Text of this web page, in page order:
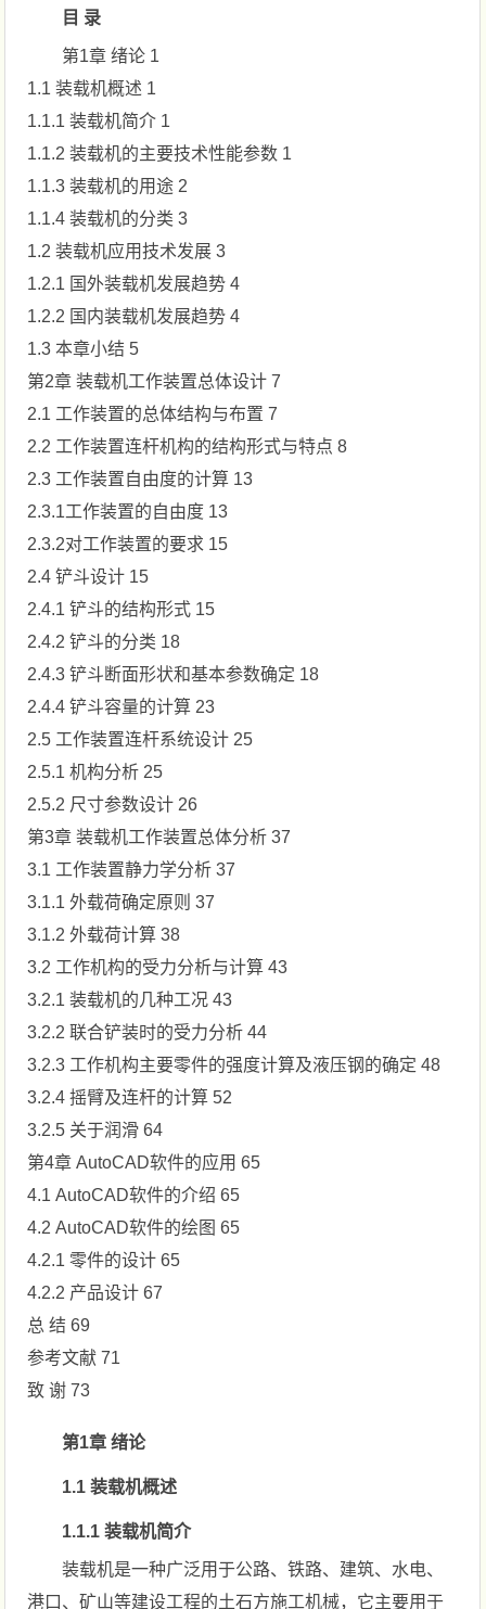
目 录
第1章 绪论 1
1.1 装载机概述 1
1.1.1 装载机简介 1
1.1.2 装载机的主要技术性能参数 1
1.1.3 装载机的用途 2
1.1.4 装载机的分类 3
1.2 装载机应用技术发展 3
1.2.1 国外装载机发展趋势 4
1.2.2 国内装载机发展趋势 4
1.3 本章小结 5
第2章 装载机工作装置总体设计 7
2.1 工作装置的总体结构与布置 7
2.2 工作装置连杆机构的结构形式与特点 8
2.3 工作装置自由度的计算 13
2.3.1工作装置的自由度 13
2.3.2对工作装置的要求 15
2.4 铲斗设计 15
2.4.1 铲斗的结构形式 15
2.4.2 铲斗的分类 18
2.4.3 铲斗断面形状和基本参数确定 18
2.4.4 铲斗容量的计算 23
2.5 工作装置连杆系统设计 25
2.5.1 机构分析 25
2.5.2 尺寸参数设计 26
第3章 装载机工作装置总体分析 37
3.1 工作装置静力学分析 37
3.1.1 外载荷确定原则 37
3.1.2 外载荷计算 38
3.2 工作机构的受力分析与计算 43
3.2.1 装载机的几种工况 43
3.2.2 联合铲装时的受力分析 44
3.2.3 工作机构主要零件的强度计算及液压钢的确定 48
3.2.4 摇臂及连杆的计算 52
3.2.5 关于润滑 64
第4章 AutoCAD软件的应用 65
4.1 AutoCAD软件的介绍 65
4.2 AutoCAD软件的绘图 65
4.2.1 零件的设计 65
4.2.2 产品设计 67
总 结 69
参考文献 71
致 谢 73
第1章 绪论
1.1 装载机概述
1.1.1 装载机简介
装载机是一种广泛用于公路、铁路、建筑、水电、
港口、矿山等建设工程的土石方施工机械，它主要用于